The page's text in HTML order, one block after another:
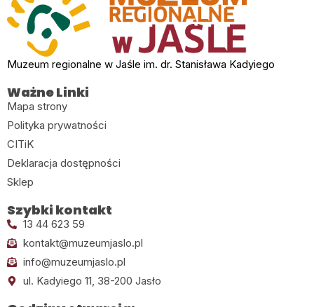
Muzeum regionalne w Jaśle im. dr. Stanisława Kadyiego
Ważne Linki
Mapa strony
Polityka prywatności
CITiK
Deklaracja dostępności
Sklep
Szybki kontakt
13 44 623 59
kontakt@muzeumjaslo.pl
info@muzeumjaslo.pl
ul. Kadyiego 11, 38-200 Jasło